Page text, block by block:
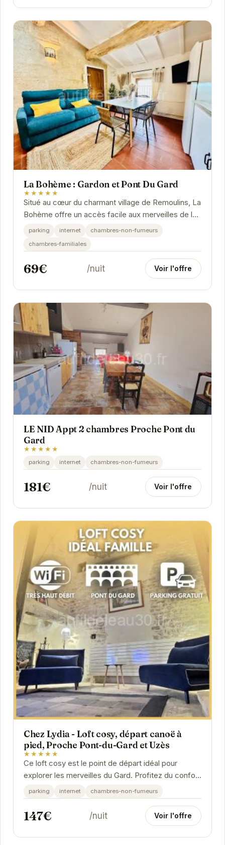
La Bohème : Gardon et Pont Du Gard
★★★★★
Situé au cœur du charmant village de Remoulins, La
Bohème offre un accès facile aux merveilles de la
région, notamment le célèbre Pont du...
parking internet
chambres-non-fumeurs
chambres-familiales
69€ /nuit Voir l'offre
LE NID Appt 2 chambres Proche Pont du
Gard
★★★★★
parking internet chambres-non-fumeurs
181€ /nuit Voir l'offre
Chez Lydia - Loft cosy, départ canoë à
pied, Proche Pont-du-Gard et Uzès
★★★★★
Ce loft cosy est le point de départ idéal pour
explorer les merveilles du Gard. Profitez du confort
moderne et de la proximité des départs de...
parking internet chambres-non-fumeurs
147€ /nuit Voir l'offre